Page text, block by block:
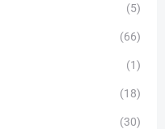
(5)
(66)
(1)
(18)
(30)